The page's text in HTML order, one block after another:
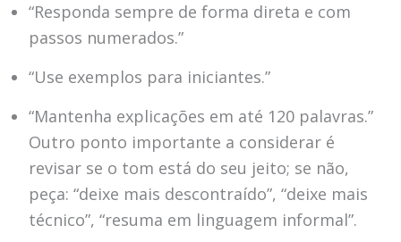
“Responda sempre de forma direta e com
passos numerados.”
“Use exemplos para iniciantes.”
“Mantenha explicações em até 120 palavras.”
Outro ponto importante a considerar é
revisar se o tom está do seu jeito; se não,
peça: “deixe mais descontraído”, “deixe mais
técnico”, “resuma em linguagem informal”.